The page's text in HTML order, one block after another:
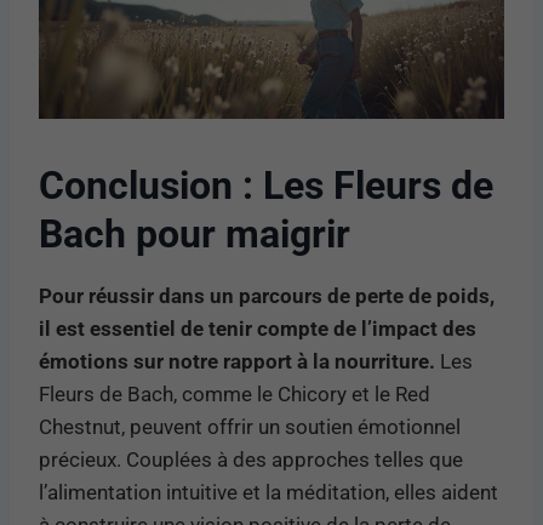
Conclusion : Les Fleurs de
Bach pour maigrir
Pour réussir dans un parcours de perte de poids,
il est essentiel de tenir compte de l’impact des
émotions sur notre rapport à la nourriture. Les
Fleurs de Bach, comme le Chicory et le Red
Chestnut, peuvent offrir un soutien émotionnel
précieux. Couplées à des approches telles que
l’alimentation intuitive et la méditation, elles aident